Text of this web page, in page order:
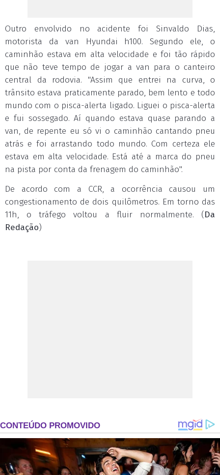
Outro envolvido no acidente foi Sinvaldo Dias,
motorista da van Hyundai h100. Segundo ele, o
caminhão estava em alta velocidade e foi tão rápido
que não teve tempo de jogar a van para o canteiro
central da rodovia. "Assim que entrei na curva, o
trânsito estava praticamente parado, bem lento e todo
mundo com o pisca-alerta ligado. Liguei o pisca-alerta
e fui sossegado. Aí quando estava quase parando a
van, de repente eu só vi o caminhão cantando pneu
atrás e foi arrastando todo mundo. Com certeza ele
estava em alta velocidade. Está até a marca do pneu
na pista por conta da frenagem do caminhão".
De acordo com a CCR, a ocorrência causou um
congestionamento de dois quilômetros. Em torno das
11h, o tráfego voltou a fluir normalmente. (Da
Redação)